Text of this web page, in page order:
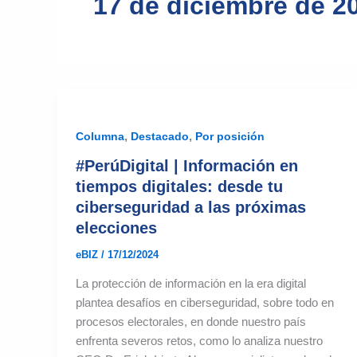
Columna, Destacado, Por posición
#PerúDigital | Información en
tiempos digitales: desde tu
ciberseguridad a las próximas
elecciones
eBIZ / 17/12/2024
La protección de información en la era digital
plantea desafíos en ciberseguridad, sobre todo en
procesos electorales, en donde nuestro país
enfrenta severos retos, como lo analiza nuestro